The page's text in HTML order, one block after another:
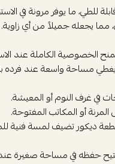
يجعله جميلاً من أي زاوية.
في غرف النوم أو المعيشة.
أو المكاتب المفتوحة.
ديكور تضيف لمسة فنية
حفظه في مساحة صغيرة